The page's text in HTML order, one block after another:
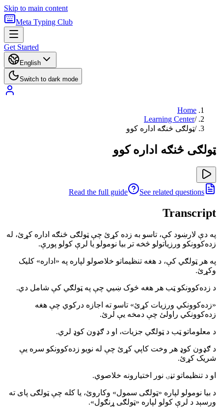
Skip to main content
Meta Typing Club
Get Started
English
Switch to dark mode
Home
/
Learning Center
/ټولګی څنګه اداره کوو
ټولګی څنګه اداره کوو
Read the full guide See related questions
Transcript
په دې لارښود کې، تاسو به زده کړئ چې ټولګی څنګه اداره کړئ، له
زده‌کوونکو ورزیاتولو څخه تر بیا نومولو یا لرې کولو پورې.
په هر ټولګي کې، د هغه تنظیماتو خلاصولو لپاره په «اداره» کلیک
وکړئ.
د زده‌کوونکو ټب هر هغه څوک ښیي چې په ټولګي کې شامل دي.
«زده‌کوونکي ورزیات کړئ» تاسو ته اجازه درکوي چې هغه
زده‌کوونکي راولئ چې دمخه یې لرئ.
د معلوماتو ټب د ټولګي جزیات، او د ګډون کوډ لري.
د ګډون کوډ هر وخت کاپي کړئ چې له نویو زده‌کوونکو سره یې
شریک کړئ.
او د تنظیماتو تڼۍ نور اختیارونه خلاصوي.
د بیا نومولو لپاره «ټولګی سمول» وکاروئ، یا کله چې ټولګی پای ته
ورسېد د لرې کولو لپاره «ټولګی ړنګول».